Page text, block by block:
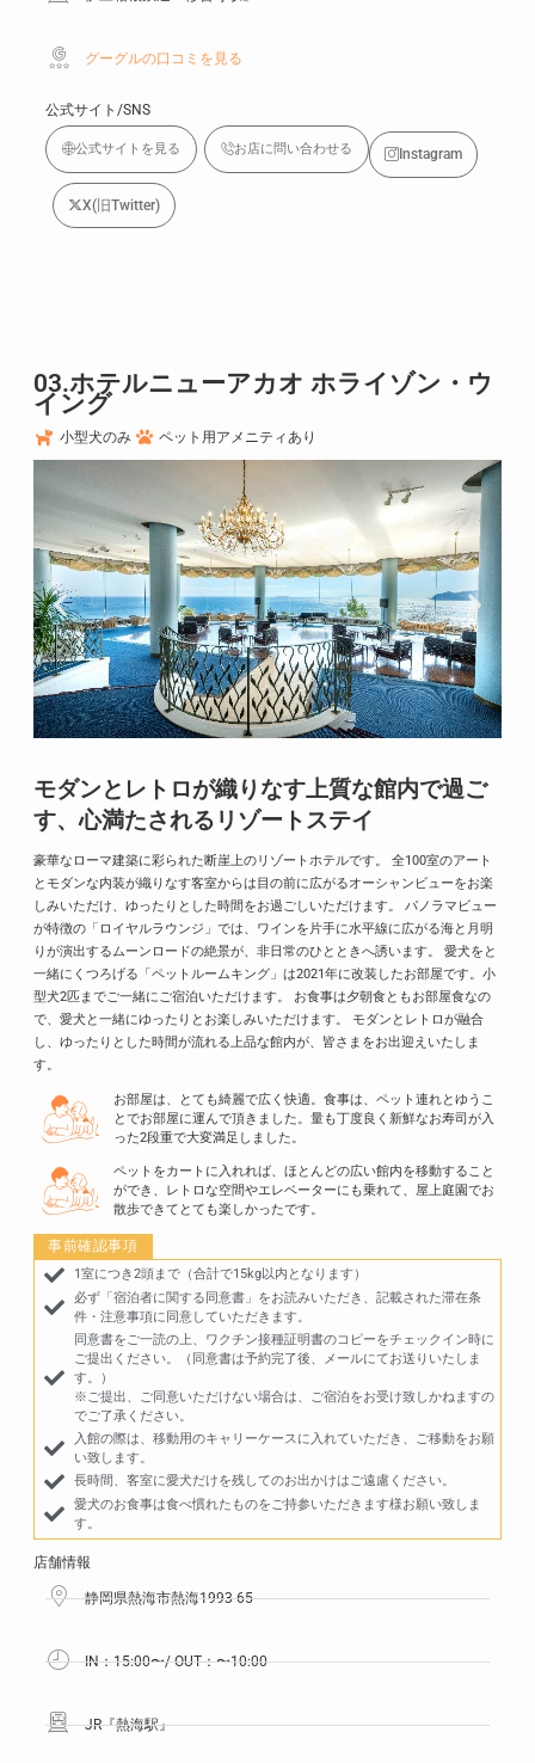
グーグルの口コミを見る
公式サイト/SNS
公式サイトを見る お店に問い合わせる Instagram
X(旧Twitter)
03.ホテルニューアカオ ホライゾン・ウ
イング
小型犬のみ ペット用アメニティあり
モダンとレトロが織りなす上質な館内で過ご
す、心満たされるリゾートステイ
豪華なローマ建築に彩られた断崖上のリゾートホテルです。 全100室のアート
とモダンな内装が織りなす客室からは目の前に広がるオーシャンビューをお楽
しみいただけ、ゆったりとした時間をお過ごしいただけます。 パノラマビュー
が特徴の「ロイヤルラウンジ」では、ワインを片手に水平線に広がる海と月明
りが演出するムーンロードの絶景が、非日常のひとときへ誘います。 愛犬をと
一緒にくつろげる「ペットルームキング」は2021年に改装したお部屋です。小
型犬2匹までご一緒にご宿泊いただけます。 お食事は夕朝食ともお部屋食なの
で、愛犬と一緒にゆったりとお楽しみいただけます。 モダンとレトロが融合
し、ゆったりとした時間が流れる上品な館内が、皆さまをお出迎えいたしま
す。
お部屋は、とても綺麗で広く快適。食事は、ペット連れとゆうこ
とでお部屋に運んで頂きました。量も丁度良く新鮮なお寿司が入
った2段重で大変満足しました。
ペットをカートに入れれば、ほとんどの広い館内を移動すること
ができ、レトロな空間やエレベーターにも乗れて、屋上庭園でお
散歩できてとても楽しかったです。
事前確認事項
1室につき2頭まで（合計で15kg以内となります）
必ず「宿泊者に関する同意書」をお読みいただき、記載された滞在条
件・注意事項に同意していただきます。
同意書をご一読の上、ワクチン接種証明書のコピーをチェックイン時に
ご提出ください。（同意書は予約完了後、メールにてお送りいたしま
す。）
※ご提出、ご同意いただけない場合は、ご宿泊をお受け致しかねますの
でご了承ください。
入館の際は、移動用のキャリーケースに入れていただき、ご移動をお願
い致します。
長時間、客室に愛犬だけを残してのお出かけはご遠慮ください。
愛犬のお食事は食べ慣れたものをご持参いただきます様お願い致しま
す。
店舗情報
静岡県熱海市熱海1993-65
IN：15:00〜/ OUT：〜10:00
JR『熱海駅』